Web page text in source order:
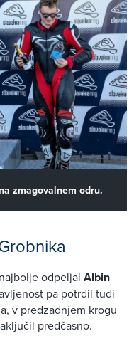
zmagovalnem odru.
odpeljal Albin
pa potrdil tudi
v predzadnjem krogu
predčasno.